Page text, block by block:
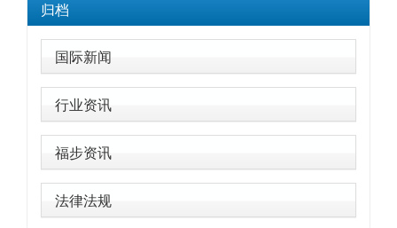
归档
国际新闻
行业资讯
福步资讯
法律法规